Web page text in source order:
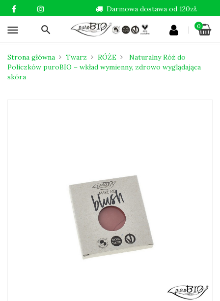
menu 0
Darmowa dostawa od 120zł.
Strona główna Twarz RÓŻE
Naturalny Róż do
Policzków puroBIO – wkład wymienny, zdrowo wyglądająca
skóra